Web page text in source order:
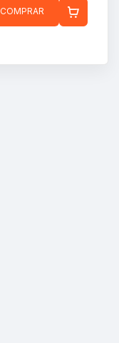
COMPRAR